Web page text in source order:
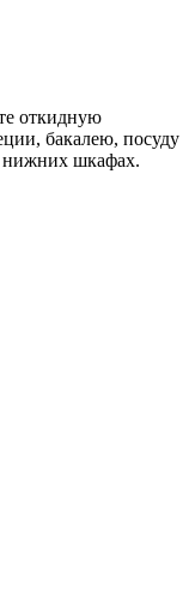
откидную
бакалею, посуду
нижних шкафах.